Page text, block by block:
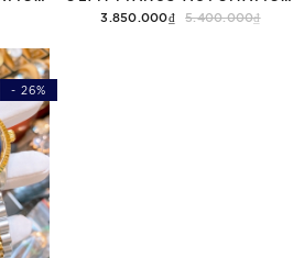
3.850.000₫ 5.400.000₫
- 26%